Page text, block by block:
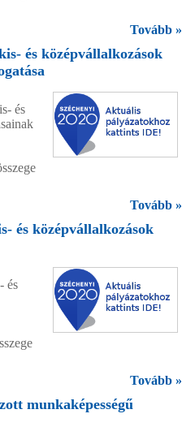
Tovább »
és középvállalkozások
és
Tovább »
és középvállalkozások
és
Tovább »
munkaképességű